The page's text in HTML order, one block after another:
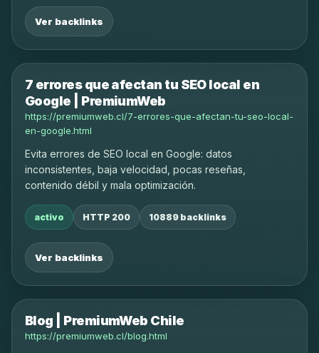
Ver backlinks
7 errores que afectan tu SEO local en
Google | PremiumWeb
https://premiumweb.cl/7-errores-que-afectan-tu-seo-local-
en-google.html
Evita errores de SEO local en Google: datos
inconsistentes, baja velocidad, pocas reseñas,
contenido débil y mala optimización.
activo HTTP 200 10889 backlinks
Ver backlinks
Blog | PremiumWeb Chile
https://premiumweb.cl/blog.html